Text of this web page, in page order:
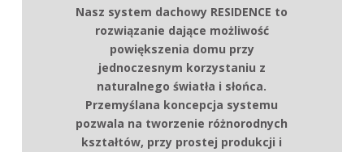
3 rodzaje podw yższeń r ynny
2 rodzaje krokwi
Kalenica ścienna stała lub regulowana Profil
podr ynnow y do oświetlenia Ornamenty
Calcul de la résistance statique réalisable dans Cover.
Nasz system dachowy RESIDENCE to
rozwiązanie dające możliwość
powiększenia domu przy
jednoczesnym korzystaniu z
naturalnego światła i słońca.
Przemyślana koncepcja systemu
pozwala na tworzenie różnorodnych
kształtów, przy prostej produkcji i